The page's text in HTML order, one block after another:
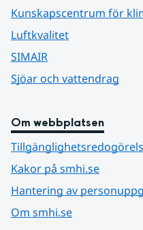
Kunskapscentrum för
Luftkvalitet
SIMAIR
Sjöar och vattendrag
Om webbplatsen
Kakor på smhi.se
Hantering av
Om smhi.se